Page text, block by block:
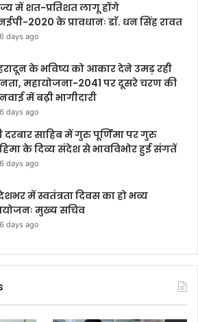
में शत-प्रतिशत लागू होंगे
2020 के प्रावधानः डाॅ. धन सिंह रावत
6 days ago
के भविष्य को आकार देने उमड़ रही
महायोजना-2041 पर दूसरे चरण की
में बढ़ी भागीदारी
6 days ago
दरबार साहिब में गुरु पूर्णिमा पर गुरु
के दिव्य संदेश से भावविभोर हुई संगतें
6 days ago
में स्वतंत्रता दिवस का हो भव्य
मुख्य सचिव
6 days ago